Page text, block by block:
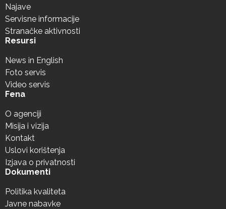
Najave
Servisne informacije
Stranačke aktivnosti
Resursi
News in English
Foto servis
Video servis
Fena
O agenciji
Misija i vizija
Kontakt
Uslovi korištenja
Izjava o privatnosti
Dokumenti
Politika kvaliteta
Javne nabavke